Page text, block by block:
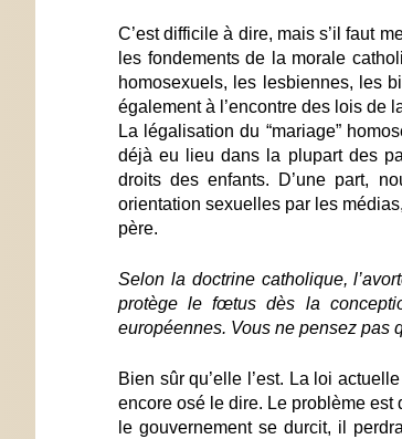
C’est difficile à dire, mais s’il faut
les fondements de la morale
homosexuels, les lesbiennes, les
également à l’encontre des lois de
La légalisation du “mariage”
déjà eu lieu dans la plupart des
droits des enfants. D’une part,
orientation sexuelles par les
père.
Selon la doctrine catholique,
protège le fœtus dès la
européennes. Vous ne pensez pas
Bien sûr qu’elle l’est. La loi
encore osé le dire. Le problème est
le gouvernement se durcit, il